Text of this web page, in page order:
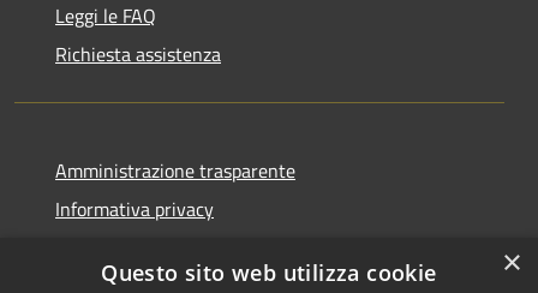
Leggi le FAQ
Richiesta assistenza
Amministrazione trasparente
Informativa privacy
Dichiarazione di accessibilità
×
Questo sito web utilizza cookie